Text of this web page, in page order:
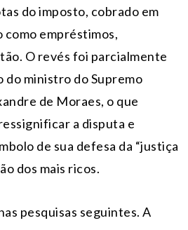
do imposto, cobrado em
empréstimos,
O revés foi parcialmente
ministro do Supremo
de Moraes, o que
a disputa e
de sua defesa da “justiça
dos mais ricos.
pesquisas seguintes. A